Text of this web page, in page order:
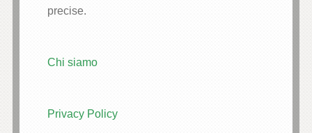
precise.
Chi siamo
Privacy Policy